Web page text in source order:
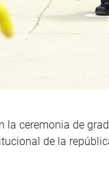
ceremonia de
de la